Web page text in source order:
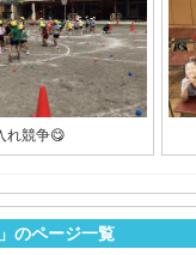
れ競争😋
のページ一覧